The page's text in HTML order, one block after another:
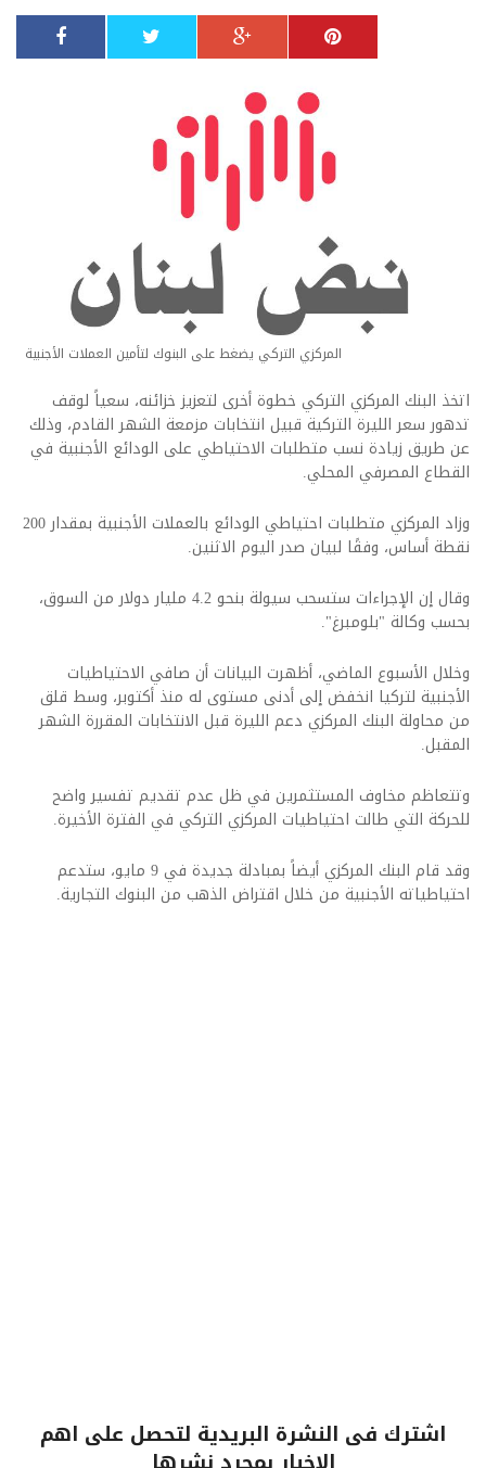
المركزي التركي يضغط على البنوك لتأمين العملات الأجنبية
اتخذ البنك المركزي التركي خطوة أخرى لتعزيز خزائنه، سعياً لوقف
تدهور سعر الليرة التركية قبيل انتخابات مزمعة الشهر القادم، وذلك
عن طريق زيادة نسب متطلبات الاحتياطي على الودائع الأجنبية في
القطاع المصرفي المحلي.
وزاد المركزي متطلبات احتياطي الودائع بالعملات الأجنبية بمقدار 200
نقطة أساس، وفقًا لبيان صدر اليوم الاثنين.
وقال إن الإجراءات ستسحب سيولة بنحو 4.2 مليار دولار من السوق،
بحسب وكالة "بلومبرغ".
وخلال الأسبوع الماضي، أظهرت البيانات أن صافي الاحتياطيات
الأجنبية لتركيا انخفض إلى أدنى مستوى له منذ أكتوبر، وسط قلق
من محاولة البنك المركزي دعم الليرة قبل الانتخابات المقررة الشهر
المقبل.
وتتعاظم مخاوف المستثمرين في ظل عدم تقديم تفسير واضح
للحركة التي طالت احتياطيات المركزي التركي في الفترة الأخيرة.
وقد قام البنك المركزي أيضاً بمبادلة جديدة في 9 مايو، ستدعم
احتياطياته الأجنبية من خلال اقتراض الذهب من البنوك التجارية.
اشترك فى النشرة البريدية لتحصل على اهم